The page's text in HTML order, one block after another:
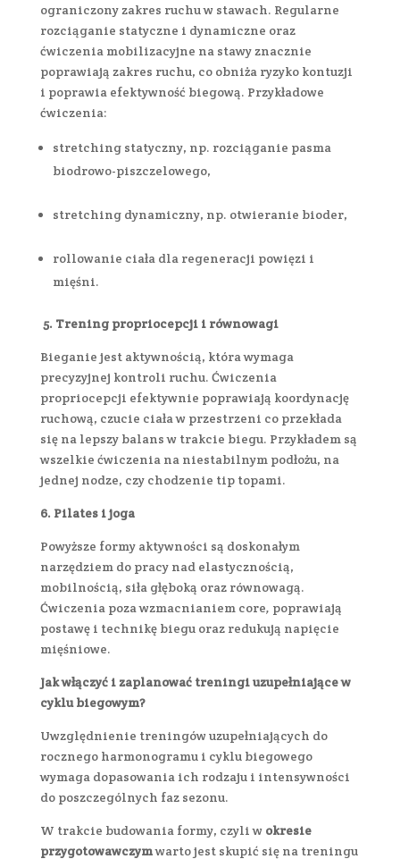
ograniczony zakres ruchu w stawach. Regularne
rozciąganie statyczne i dynamiczne oraz
ćwiczenia mobilizacyjne na stawy znacznie
poprawiają zakres ruchu, co obniża ryzyko kontuzji
i poprawia efektywność biegową. Przykładowe
ćwiczenia:
stretching statyczny, np. rozciąganie pasma
biodrowo-piszczelowego,
stretching dynamiczny, np. otwieranie bioder,
rollowanie ciała dla regeneracji powięzi i
mięśni.
5. Trening propriocepcji i równowagi
Bieganie jest aktywnością, która wymaga
precyzyjnej kontroli ruchu. Ćwiczenia
propriocepcji efektywnie poprawiają koordynację
ruchową, czucie ciała w przestrzeni co przekłada
się na lepszy balans w trakcie biegu. Przykładem są
wszelkie ćwiczenia na niestabilnym podłożu, na
jednej nodze, czy chodzenie tip topami.
6. Pilates i joga
Powyższe formy aktywności są doskonałym
narzędziem do pracy nad elastycznością,
mobilnością, siła głęboką oraz równowagą.
Ćwiczenia poza wzmacnianiem core, poprawiają
postawę i technikę biegu oraz redukują napięcie
mięśniowe.
Jak włączyć i zaplanować treningi uzupełniające w
cyklu biegowym?
Uwzględnienie treningów uzupełniających do
rocznego harmonogramu i cyklu biegowego
wymaga dopasowania ich rodzaju i intensywności
do poszczególnych faz sezonu.
W trakcie budowania formy, czyli w okresie
przygotowawczymwarto jest skupić się na treningu